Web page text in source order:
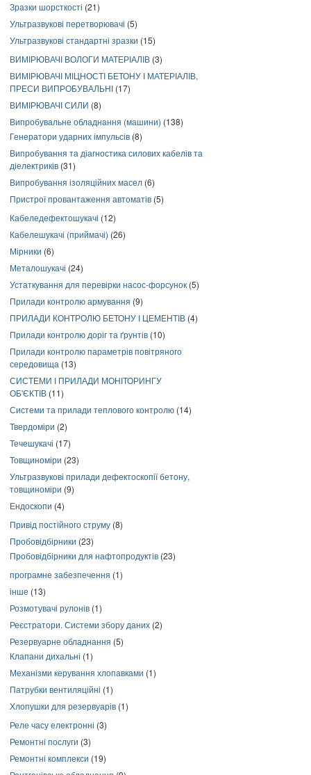
Зразки шорсткості (21)
Ультразвукові перетворювачі (5)
Ультразвукові стандартні зразки (15)
ВИМІРЮВАЧІ ВОЛОГИ МАТЕРІАЛІВ (3)
ВИМІРЮВАЧІ МІЦНОСТІ БЕТОНУ І МАТЕРІАЛІВ,
ПРЕСИ ВИПРОБУВАЛЬНІ (17)
ВИМІРЮВАЧІ СИЛИ (8)
Випробувальне обладнання (машини) (138)
Генератори ударних імпульсів (8)
Випробування та діагностика силових кабелів та
діелектриків (31)
Випробування ізоляційних масел (6)
Пристрої провантаження автоматів (5)
Кабеледефектошукачі (12)
Кабелешукачі (приймачі) (26)
Мірники (6)
Металошукачі (24)
Устаткування для перевірки насос-форсунок (5)
Прилади контролю армування (9)
ПРИЛАДИ КОНТРОЛЮ БЕТОНУ І ЦЕМЕНТІВ (4)
Прилади контролю доріг та ґрунтів (10)
Прилади контролю параметрів повітряного
середовища (13)
СИСТЕМИ І ПРИЛАДИ МОНІТОРИНГУ
ОБ'ЄКТІВ (11)
Системи та прилади теплового контролю (14)
Твердоміри (2)
Течешукачі (17)
Товщиноміри (23)
Ультразвукові прилади дефектоскопії бетону,
товщиноміри (9)
Ендоскопи (4)
Привід постійного струму (8)
Пробовідбірники (23)
Пробовідбірники для нафтопродуктів (23)
програмне забезпечення (1)
інше (13)
Розмотувачі рулонів (1)
Реєстратори. Системи збору даних (2)
Резервуарне обладнання (5)
Клапани дихальні (1)
Механізми керування хлопавками (1)
Патрубки вентиляційні (1)
Хлопушки для резервуарів (1)
Реле часу електронні (3)
Ремонтні послуги (3)
Ремонтні комплекси (19)